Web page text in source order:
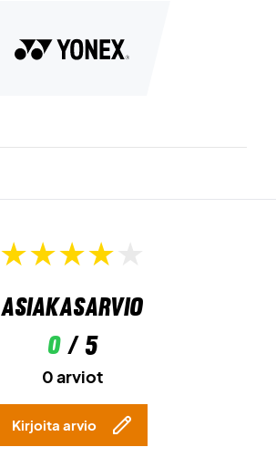
Asiakasarvio
0/ 5
0 arviot
Kirjoita arvio